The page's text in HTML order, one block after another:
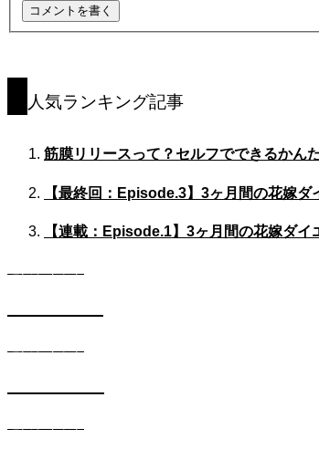
人気ランキング記事
筋膜リリースって？セルフでできるかん
【最終回：Episode.3】3ヶ月間の花嫁
【連載：Episode.1】3ヶ月間の花嫁ダ